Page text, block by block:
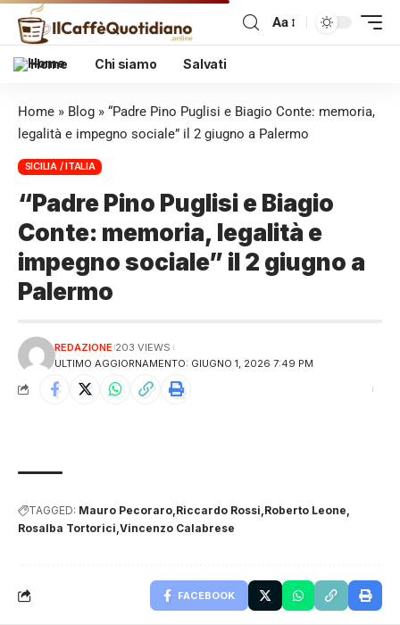
Aa
Home Chi siamo Salvati
Home » Blog » “Padre Pino Puglisi e Biagio Conte: memoria,
legalità e impegno sociale” il 2 giugno a Palermo
SICILIA / ITALIA
“Padre Pino Puglisi e Biagio
Conte: memoria, legalità e
impegno sociale” il 2 giugno a
Palermo
ULTIMO AGGIORNAMENTO: GIUGNO 1, 2026 7:49 PM
REDAZIONE 203 VIEWS
TAGGED: Mauro Pecoraro Riccardo Rossi Roberto Leone
Rosalba Tortorici Vincenzo Calabrese
FACEBOOK